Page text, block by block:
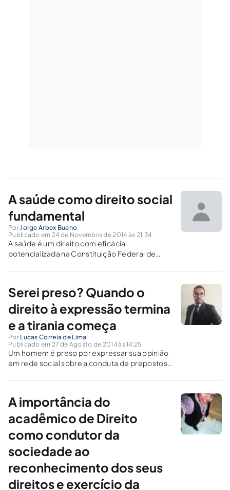
A saúde como direito social
fundamental
Por Jorge Arbex Bueno
Publicado em 24 de Novembro de 2014 às 21:34
A saúde é um direito com eficácia
potencializada na Constituição Federal de
Serei preso? Quando o
direito à expressão termina
e a tirania começa
Por Lucas Correia de Lima
Publicado em 27 de Agosto de 2014 às 14:25
Um homem é preso por expressar sua opinião
em rede social sobre a conduta de prepostos
nome responde: Brasil.
A importância do
acadêmico de Direito
como condutor da
sociedade ao
reconhecimento dos seus
direitos e exercício da